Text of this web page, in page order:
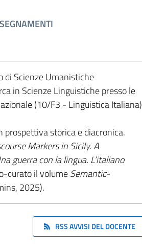
di Scienze Umanistiche
in Scienze Linguistiche presso le
(10/F3 - Linguistica Italiana)
prospettiva storica e diacronica.
Markers in Sicily. A
guerra con la lingua. L’italiano
curato il volumeSemantic-
2025).
RSS AVVISI DEL DOCENTE